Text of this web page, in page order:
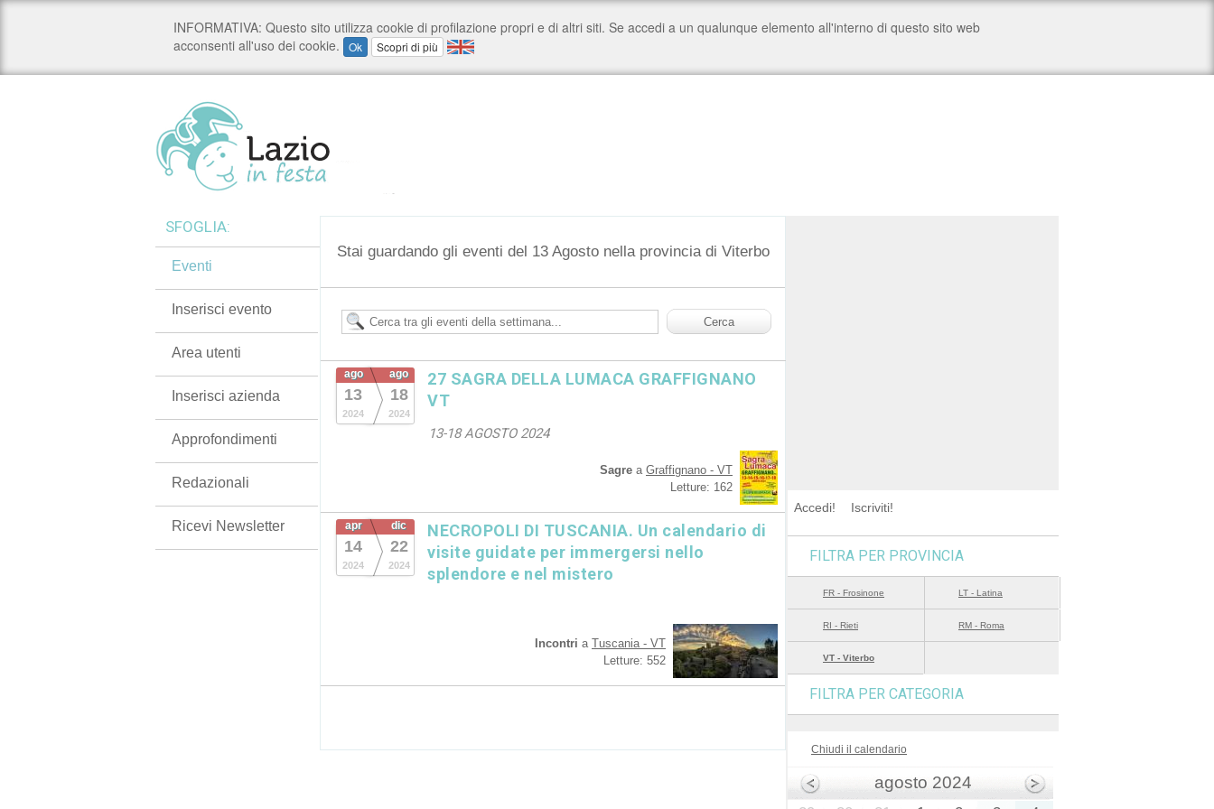
Stai guardando gli eventi del 13 Agosto nella provincia di Viterbo
ago
13
2024
ago
18
2024
27 SAGRA DELLA LUMACA GRAFFIGNANO
VT
13-18 AGOSTO 2024
Sagre a Graffignano - VT
Letture: 162
apr
14
2024
dic
22
2024
NECROPOLI DI TUSCANIA. Un calendario di
visite guidate per immergersi nello
splendore e nel mistero
Incontri a Tuscania - VT
Letture: 552
SFOGLIA:
Eventi
Inserisci evento
Area utenti
Inserisci azienda
Approfondimenti
Redazionali
Ricevi Newsletter
Accedi! Iscriviti!
FILTRA PER PROVINCIA
FR - Frosinone LT - Latina
RI - Rieti RM - Roma
VT - Viterbo
FILTRA PER CATEGORIA
Chiudi il calendario
agosto 2024